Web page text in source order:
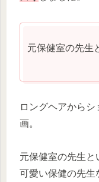
元保健室の先生
ロングヘアから
画。
元保健室の先生と
可愛い保健の先生